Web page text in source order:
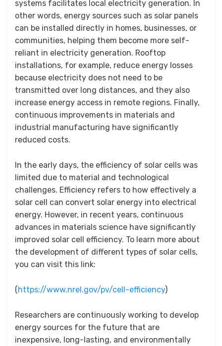
systems facilitates local electricity generation. In
other words, energy sources such as solar panels
can be installed directly in homes, businesses, or
communities, helping them become more self-
reliant in electricity generation. Rooftop
installations, for example, reduce energy losses
because electricity does not need to be
transmitted over long distances, and they also
increase energy access in remote regions. Finally,
continuous improvements in materials and
industrial manufacturing have significantly
reduced costs.
In the early days, the efficiency of solar cells was
limited due to material and technological
challenges. Efficiency refers to how effectively a
solar cell can convert solar energy into electrical
energy. However, in recent years, continuous
advances in materials science have significantly
improved solar cell efficiency. To learn more about
the development of different types of solar cells,
you can visit this link:
(https://www.nrel.gov/pv/cell-efficiency)
Researchers are continuously working to develop
energy sources for the future that are
inexpensive, long-lasting, and environmentally